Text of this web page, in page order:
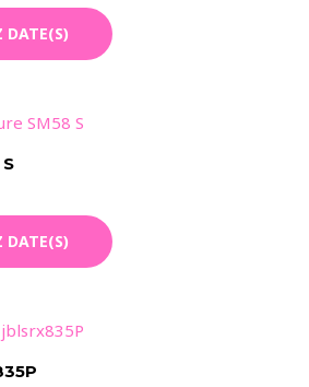
être
choisies
DATE(S)
DATE(S)